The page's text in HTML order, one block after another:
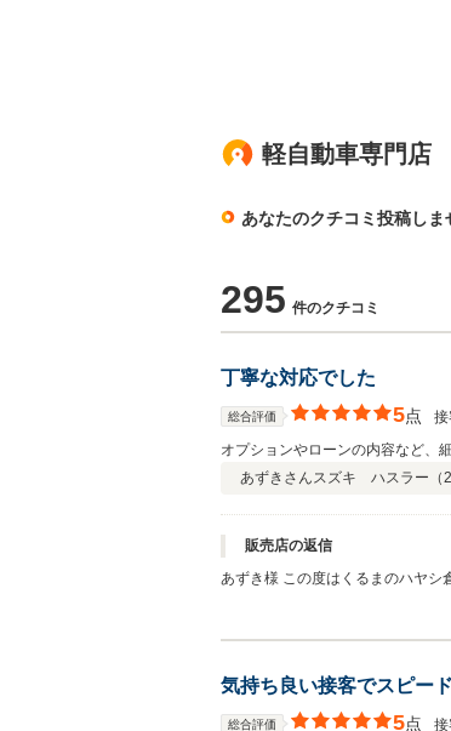
軽自動車専門店
あなたのクチコミ投稿しま
295 件のクチコミ
丁寧な対応でした
総合評価 5点 接
オプションやローンの内容など、
あずきさんスズキ ハスラー（
販売店の返信
あずき様 この度はくるまのハヤシ
気持ち良い接客でスピー
総合評価 5点 接